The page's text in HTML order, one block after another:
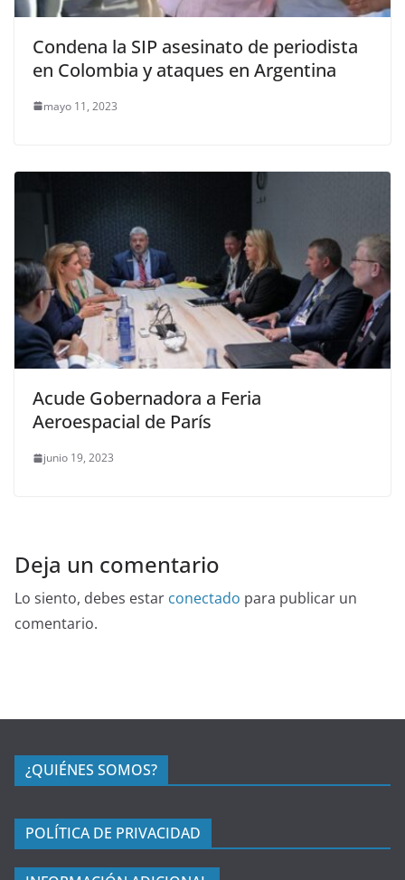
Condena la SIP asesinato de periodista
en Colombia y ataques en Argentina
mayo 11, 2023
Acude Gobernadora a Feria
Aeroespacial de París
junio 19, 2023
Deja un comentario
Lo siento, debes estar conectado para publicar un
comentario.
¿QUIÉNES SOMOS?
POLÍTICA DE PRIVACIDAD